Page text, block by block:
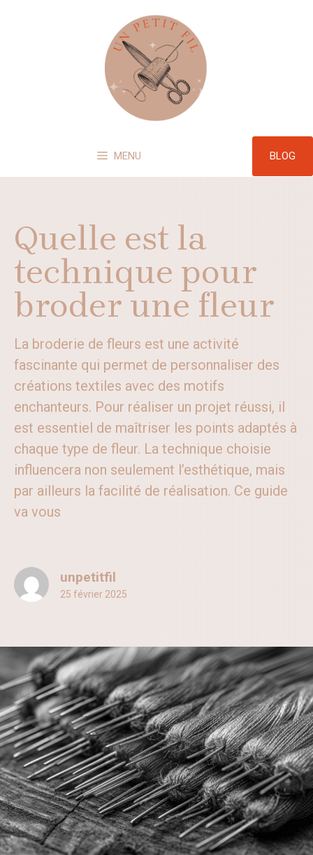
MENU BLOG
Quelle est la
technique pour
broder une fleur
La broderie de fleurs est une activité
fascinante qui permet de personnaliser des
créations textiles avec des motifs
enchanteurs. Pour réaliser un projet réussi, il
est essentiel de maîtriser les points adaptés à
chaque type de fleur. La technique choisie
influencera non seulement l’esthétique, mais
par ailleurs la facilité de réalisation. Ce guide
va vous
unpetitfil
25 février 2025